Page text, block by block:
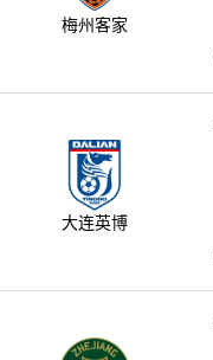
梅州客家
大连英博